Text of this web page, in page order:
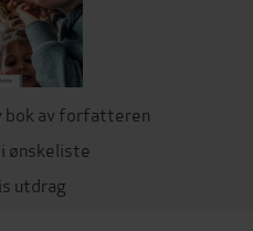
bok av forfatteren
ønskeliste
utdrag